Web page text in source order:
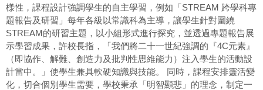
樣性，課程設計強調學生的自主學習，例如「STREAM 跨學科專
題報告及研習」每年各級以常識科為主導，讓學生針對圍繞
STREAM的研習主題，以小組形式進行探究，並透過專題報告展
示學習成果，許校長指，「我們將二十一世紀強調的『4C元素』
（即協作、解難、創造力及批判性思維能力）注入學生的活動設
計當中。」使學生兼具軟硬知識與技能。 同時，課程安排靈活變
化，切合個別學生需要，學校秉承「明智顯悲」的理念，制定一